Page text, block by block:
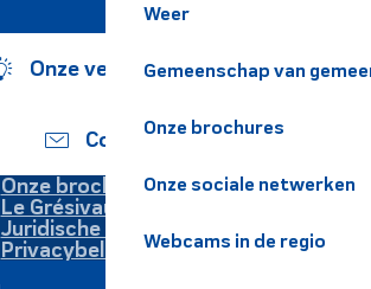
Weer
Gemeenschap van
Onze brochures
Onze sociale netwerken
Webcams in de regio
Onze verplichtingen
Contact
Onze brochures
Le Grésivaudan
Juridische informatie
Privacybeleid